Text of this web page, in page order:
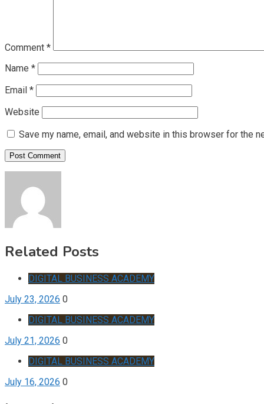
Comment *
Name *
Email *
Website
Save my name, email, and website in this browser for the
Related Posts
DIGITAL BUSINESS ACADEMY
July 23, 2026 0
DIGITAL BUSINESS ACADEMY
July 21, 2026 0
DIGITAL BUSINESS ACADEMY
July 16, 2026 0